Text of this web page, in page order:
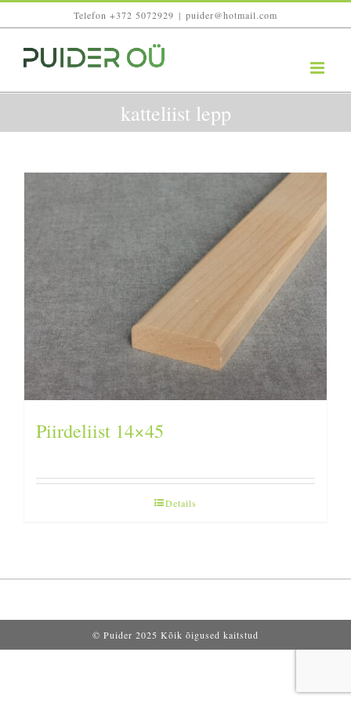
to
content
Telefon +372 5072929 | puider@hotmail.com
katteliist lepp
Piirdeliist 14×45
Details
© Puider 2025 Kõik õigused kaitstud